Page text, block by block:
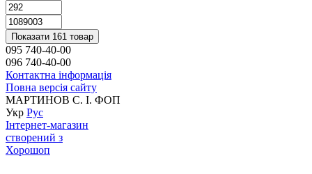
Показати 161 товар
095 740-40-00
096 740-40-00
Контактна інформація
Повна версія сайту
МАРТИНОВ С. I. ФОП
Укр Рус
Інтернет-магазин
створений з
Хорошоп